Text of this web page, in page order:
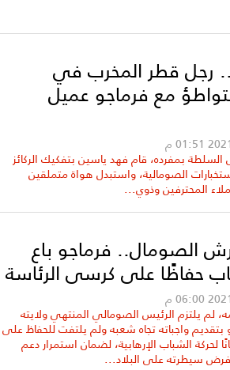
رجل قطر المخرب في
مع فرماجو عميل
بمفرده، قام فهد ياسين بتفكيك الركائز
الصومالية، واستبدل هواة متملقين
المحترفين وذوي...
الصومال.. فرماجو باع
حفاظًا على كرسي الرئاسة
لم يلتزم الرئيس الصومالي المنتهي ولايته
بتقديم واجباته تجاه شعبه ولم يلتفت للحفاظ على
لحركة الشباب الإرهابية، لضمان استمرار دعم
سيطرته على البلاد...